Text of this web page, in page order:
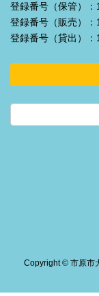
登録番号（保管）
登録番号（販売）
登録番号（貸出）
Copyright © 市原市